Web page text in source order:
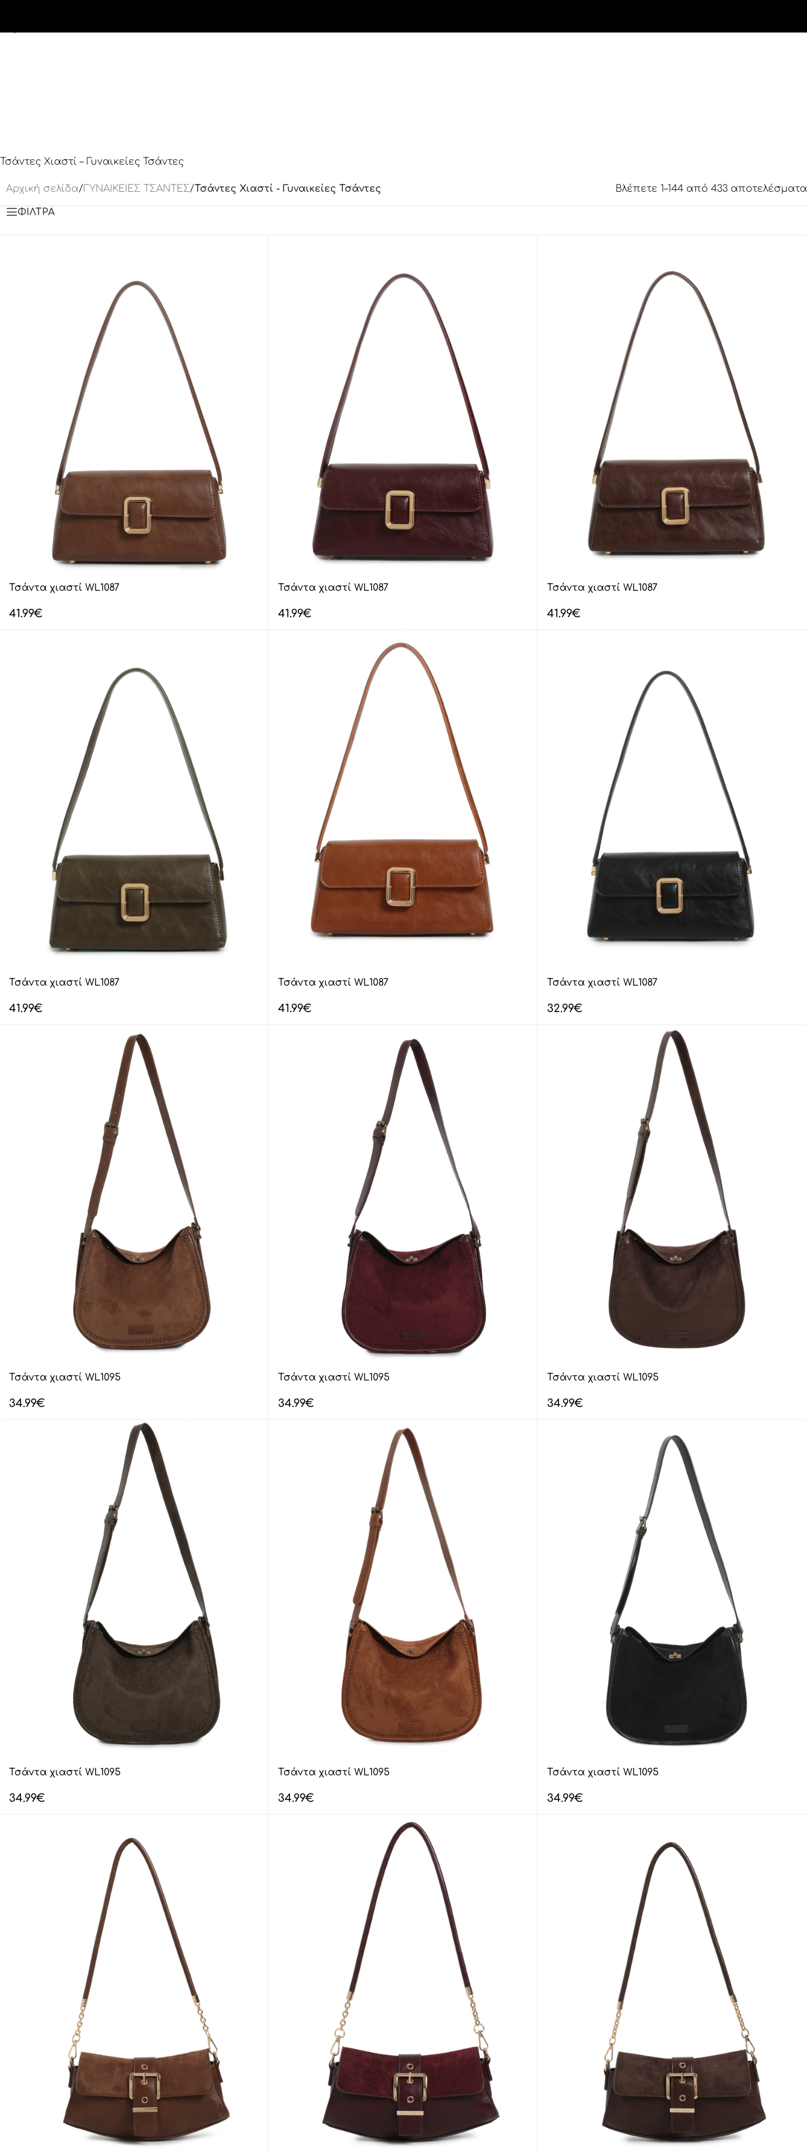
Τσάντες Χιαστί – Γυναικείες Τσάντες
Αρχική σελίδα/ΓΥΝΑΙΚΕΙΕΣ ΤΣΑΝΤΕΣ/Τσάντες Χιαστί - Γυναικείες Τσάντες Βλέπετε 1–144 από 433 αποτελέσματα
ΦΙΛΤΡΑ
Τσάντα χιαστί WL1087
41.99€
Τσάντα χιαστί WL1087
41.99€
Τσάντα χιαστί WL1087
41.99€
Τσάντα χιαστί WL1087
41.99€
Τσάντα χιαστί WL1087
41.99€
Τσάντα χιαστί WL1087
32.99€
Τσάντα χιαστί WL1095
34.99€
Τσάντα χιαστί WL1095
34.99€
Τσάντα χιαστί WL1095
34.99€
Τσάντα χιαστί WL1095
34.99€
Τσάντα χιαστί WL1095
34.99€
Τσάντα χιαστί WL1095
34.99€